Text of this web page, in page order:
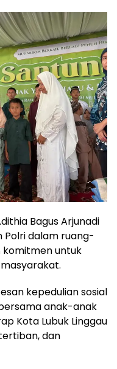
Bagus Arjunadi
Polri dalam ruang-
untuk
kepedulian sosial
anak-anak
Kota Lubuk Linggau
dan